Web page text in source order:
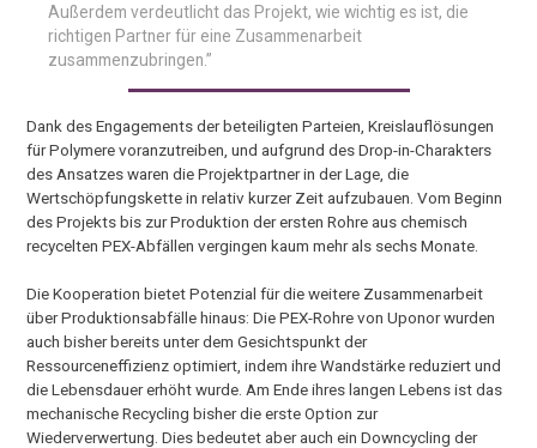
Außerdem verdeutlicht das Projekt, wie wichtig es ist, die
richtigen Partner für eine Zusammenarbeit
zusammenzubringen.”
Dank des Engagements der beteiligten Parteien, Kreislauflösungen
für Polymere voranzutreiben, und aufgrund des Drop-in-Charakters
des Ansatzes waren die Projektpartner in der Lage, die
Wertschöpfungskette in relativ kurzer Zeit aufzubauen. Vom Beginn
des Projekts bis zur Produktion der ersten Rohre aus chemisch
recycelten PEX-Abfällen vergingen kaum mehr als sechs Monate.
Die Kooperation bietet Potenzial für die weitere Zusammenarbeit
über Produktionsabfälle hinaus: Die PEX-Rohre von Uponor wurden
auch bisher bereits unter dem Gesichtspunkt der
Ressourceneffizienz optimiert, indem ihre Wandstärke reduziert und
die Lebensdauer erhöht wurde. Am Ende ihres langen Lebens ist das
mechanische Recycling bisher die erste Option zur
Wiederverwertung. Dies bedeutet aber auch ein Downcycling der